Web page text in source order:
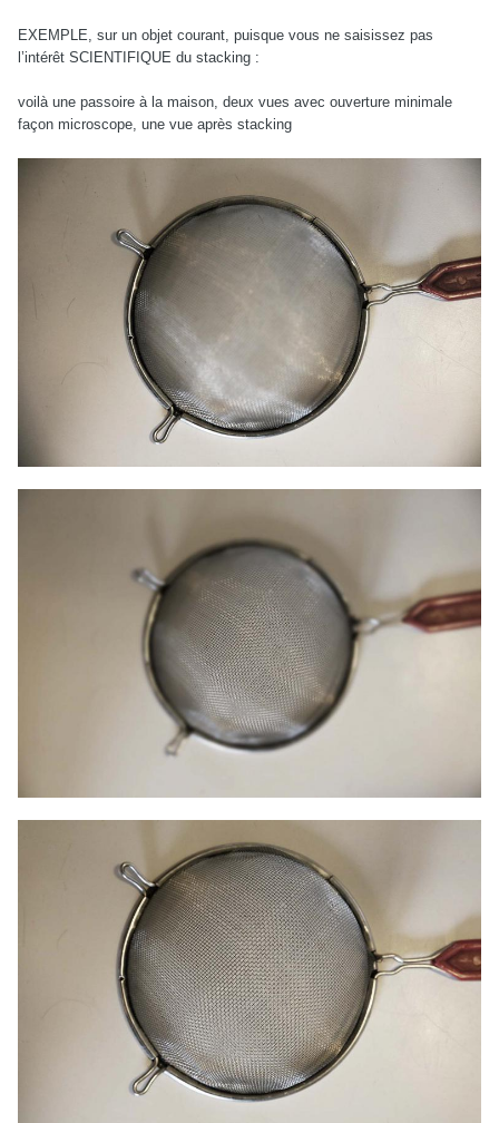
EXEMPLE, sur un objet courant, puisque vous ne saisissez pas
l’intérêt SCIENTIFIQUE du stacking :
voilà une passoire à la maison, deux vues avec ouverture minimale
façon microscope, une vue après stacking